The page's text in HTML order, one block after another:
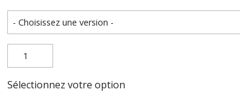
Sélectionnez votre option